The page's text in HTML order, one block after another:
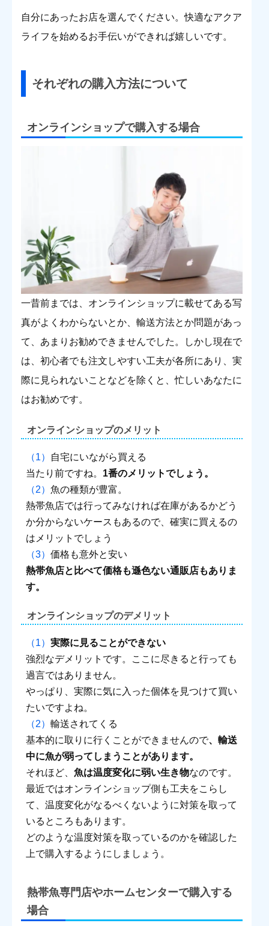
自分にあったお店を選んでください。快適なアクア
ライフを始めるお手伝いができれば嬉しいです。
それぞれの購入方法について
オンラインショップで購入する場合
一昔前までは、オンラインショップに載せてある写
真がよくわからないとか、輸送方法とか問題があっ
て、あまりお勧めできませんでした。しかし現在で
は、初心者でも注文しやすい工夫が各所にあり、実
際に見られないことなどを除くと、忙しいあなたに
はお勧めです。
オンラインショップのメリット
自宅にいながら買える
当たり前ですね。 1番のメリットでしょう。
魚の種類が豊富。
熱帯魚店では行ってみなければ在庫があるかどう
か分からないケースもあるので、確実に買えるの
はメリットでしょう
価格も意外と安い
熱帯魚店と比べて価格も遜色ない通販店もありま
す。
オンラインショップのデメリット
実際に見ることができない
強烈なデメリットです。ここに尽きると行っても
過言ではありません。
やっぱり、実際に気に入った個体を見つけて買い
たいですよね。
輸送されてくる
基本的に取りに行くことができませんので、輸送
中に魚が弱ってしまうことがあります。
それほど、 魚は温度変化に弱い生き物なのです。
最近ではオンラインショップ側も工夫をこらし
て、温度変化がなるべくないように対策を取って
いるところもあります。
どのような温度対策を取っているのかを確認した
上で購入するようにしましょう。
熱帯魚専門店やホームセンターで購入する
場合